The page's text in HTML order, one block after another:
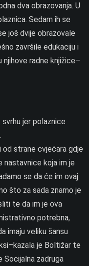
dva obrazovanja. U
Sedam ih se
još dvije obrazovale
završile edukaciju i
radne knjižice–
jer polaznice
strane cvjećara gdje
nastavnice koja im je
se da će im ovaj
što za sada znamo je
te da im je ova
potrebna,
imaju veliku šansu
je Boltižar te
Socijalna zadruga